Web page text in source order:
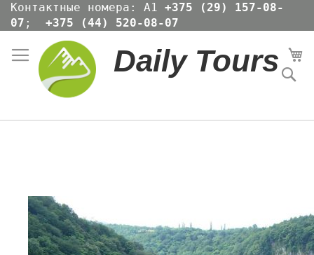
Skip
to
Content
Контактные номера: А1 +375 (29) 157-08-
07 ; +375 (44) 520-08-07
Daily Tours